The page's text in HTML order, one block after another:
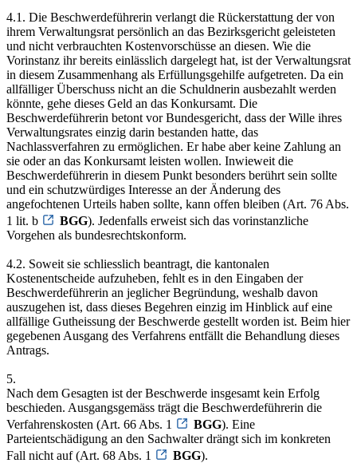
4.1. Die Beschwerdeführerin verlangt die Rückerstattung der von
ihrem Verwaltungsrat persönlich an das Bezirksgericht geleisteten
und nicht verbrauchten Kostenvorschüsse an diesen. Wie die
Vorinstanz ihr bereits einlässlich dargelegt hat, ist der Verwaltungsrat
in diesem Zusammenhang als Erfüllungsgehilfe aufgetreten. Da ein
allfälliger Überschuss nicht an die Schuldnerin ausbezahlt werden
könnte, gehe dieses Geld an das Konkursamt. Die
Beschwerdeführerin betont vor Bundesgericht, dass der Wille ihres
Verwaltungsrates einzig darin bestanden hatte, das
Nachlassverfahren zu ermöglichen. Er habe aber keine Zahlung an
sie oder an das Konkursamt leisten wollen. Inwieweit die
Beschwerdeführerin in diesem Punkt besonders berührt sein sollte
und ein schutzwürdiges Interesse an der Änderung des
angefochtenen Urteils haben sollte, kann offen bleiben (Art. 76 Abs.
1 lit. b
BGG). Jedenfalls erweist sich das vorinstanzliche
Vorgehen als bundesrechtskonform.
4.2. Soweit sie schliesslich beantragt, die kantonalen
Kostenentscheide aufzuheben, fehlt es in den Eingaben der
Beschwerdeführerin an jeglicher Begründung, weshalb davon
auszugehen ist, dass dieses Begehren einzig im Hinblick auf eine
allfällige Gutheissung der Beschwerde gestellt worden ist. Beim hier
gegebenen Ausgang des Verfahrens entfällt die Behandlung dieses
Antrags.
5.
Nach dem Gesagten ist der Beschwerde insgesamt kein Erfolg
beschieden. Ausgangsgemäss trägt die Beschwerdeführerin die
Verfahrenskosten (Art. 66 Abs. 1
BGG). Eine
Parteientschädigung an den Sachwalter drängt sich im konkreten
Fall nicht auf (Art. 68 Abs. 1
BGG).